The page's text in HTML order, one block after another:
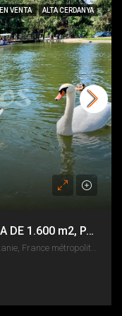
EN VENTA ALTA CERDANYA
EN EL LAGO DE OSSEJA, PARCELA DE 1.600 m2, PARA LA CONSTRUCCIÓN DE HASTA 6 CASAS
Osséja, Prades, Pyrénées-Orientales, Occitanie, France métropolitaine, 66340, France